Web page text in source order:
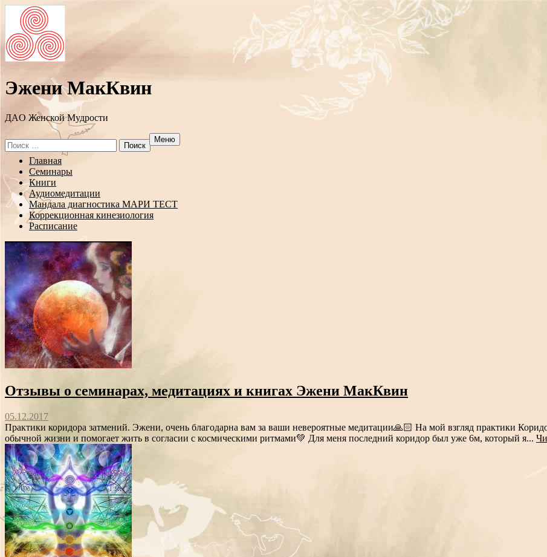
Эжени МакКвин
ДAO Женской Мудрости
Search
for:
Меню
Перейти
содержанию
Главная
Семинары
Книги
Аудиомедитации
Мандала диагностика МАРИ ТЕСТ
Коррекционная кинезиология
Расписание
Отзывы о семинарах, медитациях и книгах Эжени МакКвин
05.12.2017
Практики коридора затмений. Эжени, очень благодарна вам за ваши невероятные медитации🙏🏻 На мой взгляд практики
обычной жизни и помогает жить в согласии с космическими ритмами💚 Для меня последний коридор был уже 6м, который я...